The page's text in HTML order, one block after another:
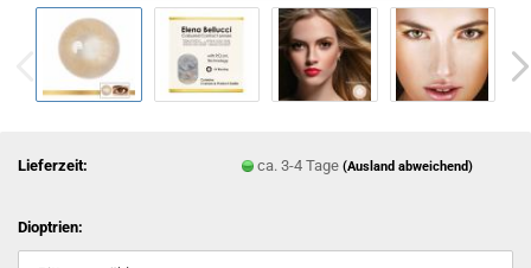
Lieferzeit: ca. 3-4 Tage(Ausland abweichend)
Dioptrien: